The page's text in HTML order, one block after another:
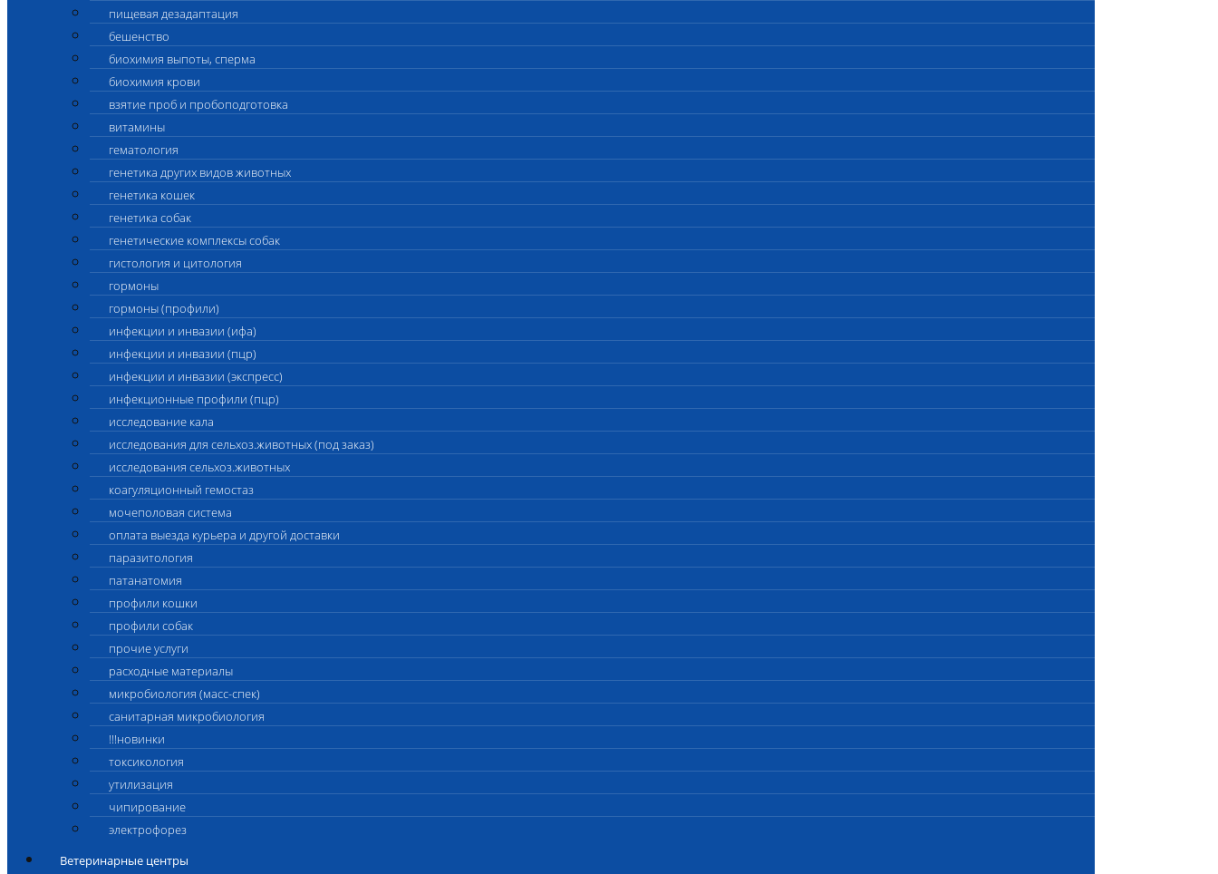
пищевая дезадаптация
бешенство
биохимия выпоты, сперма
биохимия крови
взятие проб и пробоподготовка
витамины
гематология
генетика других видов животных
генетика кошек
генетика собак
генетические комплексы собак
гистология и цитология
гормоны
гормоны (профили)
инфекции и инвазии (ифа)
инфекции и инвазии (пцр)
инфекции и инвазии (экспресс)
инфекционные профили (пцр)
исследование кала
исследования для сельхоз.животных (под заказ)
исследования сельхоз.животных
коагуляционный гемостаз
мочеполовая система
оплата выезда курьера и другой доставки
паразитология
патанатомия
профили кошки
профили собак
прочие услуги
расходные материалы
микробиология (масс-спек)
санитарная микробиология
!!!новинки
токсикология
утилизация
чипирование
электрофорез
Ветеринарные центры